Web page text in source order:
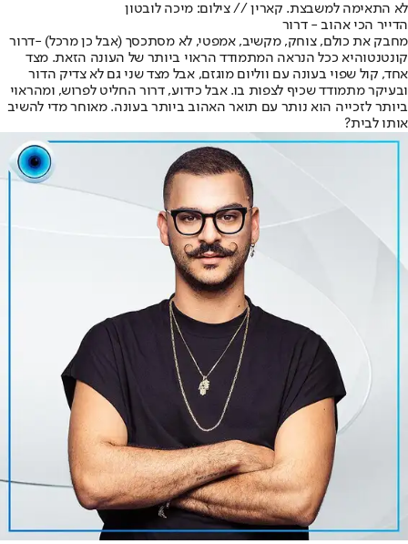
לא התאימה למשבצת. קארין // צילום: מיכה לובטון
הדייר הכי אהוב - דרור
מחבק את כולם, צוחק, מקשיב, אמפטי, לא מסתכסך (אבל כן מרכל) -דרור
קונטנטוהיא ככל הנראה המתמודד הראוי ביותר של העונה הזאת. מצד
אחד, קול שפוי בעונה עם ווליום מוגזם, אבל מצד שני גם לא צדיק הדור
ובעיקר מתמודד שכיף לצפות בו. אבל כידוע, דרור החליט לפרוש, ומהראוי
ביותר לזכייה הוא נותר עם תואר האהוב ביותר בעונה. מאוחר מדי להשיב
אותו לבית?